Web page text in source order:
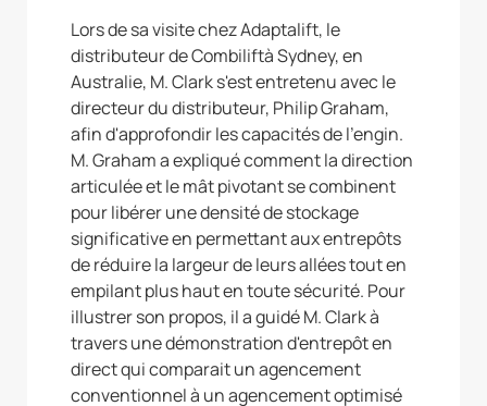
Lors de sa visite chez Adaptalift, le
distributeur de Combiliftà Sydney, en
Australie, M. Clark s'est entretenu avec le
directeur du distributeur, Philip Graham,
afin d'approfondir les capacités de l'engin.
M. Graham a expliqué comment la direction
articulée et le mât pivotant se combinent
pour libérer une densité de stockage
significative en permettant aux entrepôts
de réduire la largeur de leurs allées tout en
empilant plus haut en toute sécurité. Pour
illustrer son propos, il a guidé M. Clark à
travers une démonstration d'entrepôt en
direct qui comparait un agencement
conventionnel à un agencement optimisé